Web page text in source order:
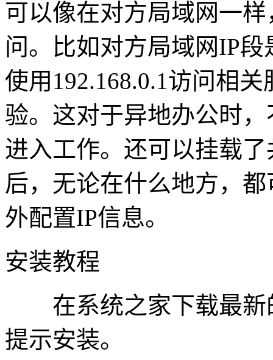
可以像在对方局域网一
问。比如对方局域网IP段
使用192.168.0.1访问相
验。这对于异地办公时
进入工作。还可以挂载
后，无论在什么地方，
外配置IP信息。
安装教程
在系统之家下载最新
提示安装。